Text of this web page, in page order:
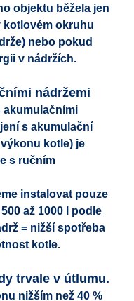
objektu běžela jen
kotlovém okruhu
nebo pokud
v nádržích.
nádržemi
akumulačními
s akumulační
kotle) je
s ručním
instalovat pouze
až 1000 l podle
= nižší spotřeba
kotle.
trvale v útlumu.
nižším než 40 %